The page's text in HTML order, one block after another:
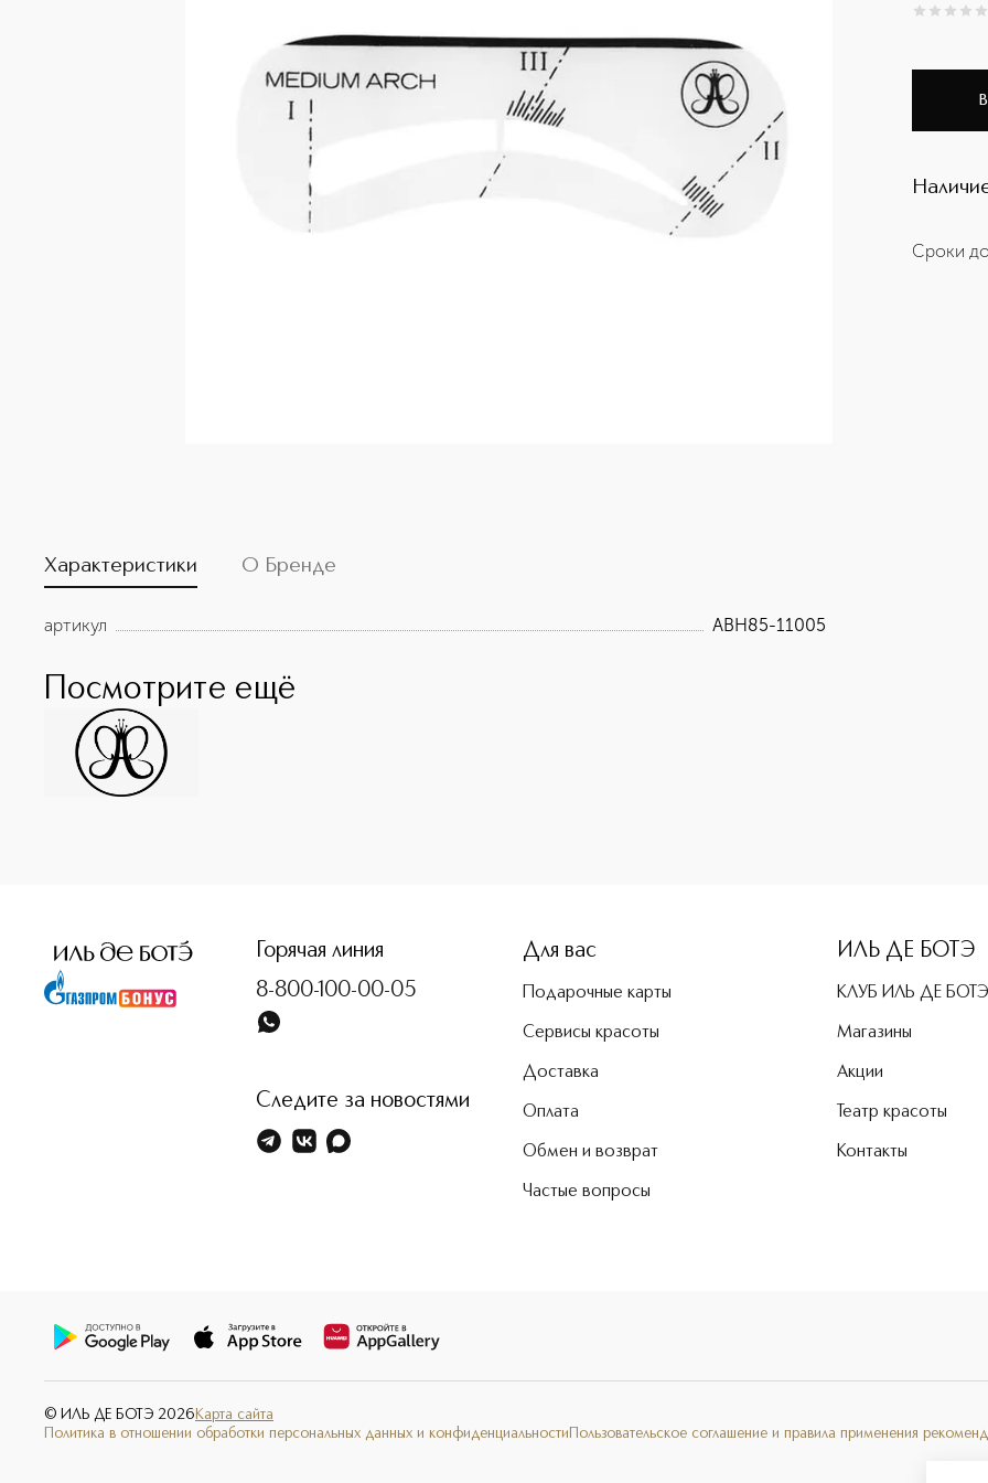
0из 0
Сроки
Характеристики О Бренде
артикул ABH85-11005
Посмотрите ещё
Горячая линия
8-800-100-00-05
Следите за новостями
Для вас
Подарочные карты
Сервисы красоты
Доставка
Оплата
Обмен и возврат
Частые вопросы
ИЛЬ ДЕ БОТЭ
КЛУБ ИЛЬ ДЕ БОТЭ
Магазины
Акции
Театр красоты
Контакты
© ИЛЬ ДЕ БОТЭ 2026 Карта сайта
Политика в отношении обработки персональных данных и конфиденциальности Пользовательское соглашение и правила применения